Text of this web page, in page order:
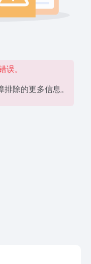
。
除的更多信息。